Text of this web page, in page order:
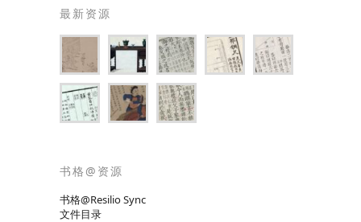
最新资源
书格@资源
书格@Resilio Sync
文件目录